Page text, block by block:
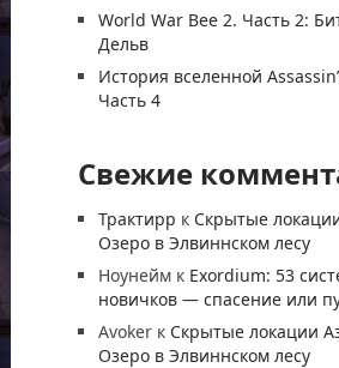
World War Bee 2. Часть 2:
Дельв
История вселенной
Часть 4
Свежие
Трактирр к Скрытые
Озеро в Элвиннском лесу
Ноунейм к Exordium: 53
новичков — спасение или
Avoker к Скрытые локации
Озеро в Элвиннском лесу